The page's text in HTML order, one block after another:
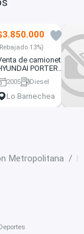
13%)
de camioneta
PORTER
2005
Diesel
Lo Barnechea
Metropolitana